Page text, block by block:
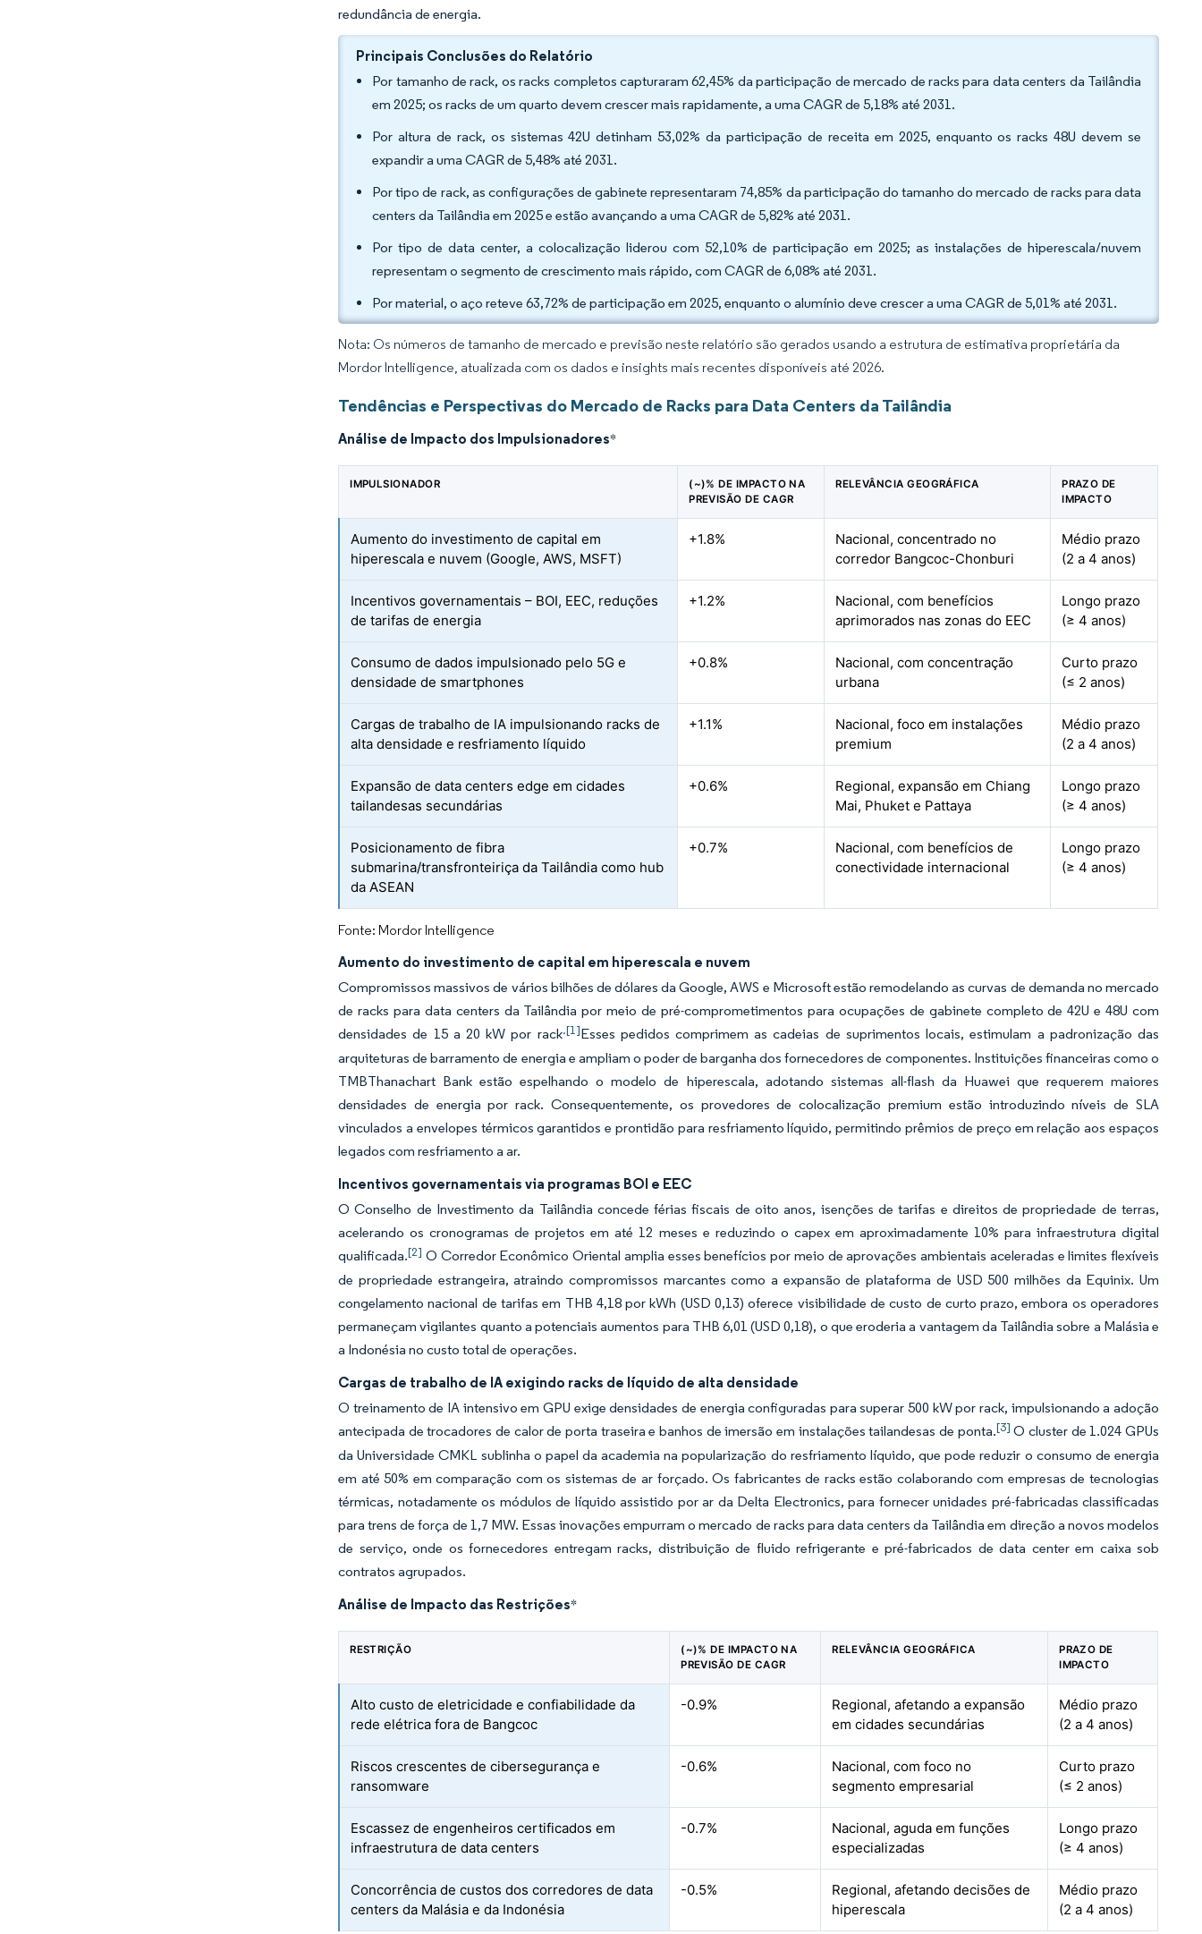
redundância de energia.
Principais Conclusões do Relatório
Por tamanho de rack, os racks completos capturaram 62,45% da participação de mercado de racks para data centers da Tailândia
em 2025; os racks de um quarto devem crescer mais rapidamente, a uma CAGR de 5,18% até 2031.
Por altura de rack, os sistemas 42U detinham 53,02% da participação de receita em 2025, enquanto os racks 48U devem se
expandir a uma CAGR de 5,48% até 2031.
Por tipo de rack, as configurações de gabinete representaram 74,85% da participação do tamanho do mercado de racks para data
centers da Tailândia em 2025 e estão avançando a uma CAGR de 5,82% até 2031.
Por tipo de data center, a colocalização liderou com 52,10% de participação em 2025; as instalações de hiperescala/nuvem
representam o segmento de crescimento mais rápido, com CAGR de 6,08% até 2031.
Por material, o aço reteve 63,72% de participação em 2025, enquanto o alumínio deve crescer a uma CAGR de 5,01% até 2031.
Nota: Os números de tamanho de mercado e previsão neste relatório são gerados usando a estrutura de estimativa proprietária da
Mordor Intelligence, atualizada com os dados e insights mais recentes disponíveis até 2026.
Tendências e Perspectivas do Mercado de Racks para Data Centers da Tailândia
Análise de Impacto dos Impulsionadores*
IMPULSIONADOR
(~)% DE IMPACTO NA
PREVISÃO DE CAGR
RELEVÂNCIA GEOGRÁFICA
PRAZO DE
IMPACTO
Aumento do investimento de capital em
hiperescala e nuvem (Google, AWS, MSFT)
+1.8%
Nacional, concentrado no
corredor Bangcoc-Chonburi
Médio prazo
(2 a 4 anos)
Incentivos governamentais – BOI, EEC, reduções
de tarifas de energia
+1.2%
Nacional, com benefícios
aprimorados nas zonas do EEC
Longo prazo
(≥ 4 anos)
Consumo de dados impulsionado pelo 5G e
densidade de smartphones
+0.8%
Nacional, com concentração
urbana
Curto prazo
(≤ 2 anos)
Cargas de trabalho de IA impulsionando racks de
alta densidade e resfriamento líquido
+1.1%
Nacional, foco em instalações
premium
Médio prazo
(2 a 4 anos)
Expansão de data centers edge em cidades
tailandesas secundárias
+0.6%
Regional, expansão em Chiang
Mai, Phuket e Pattaya
Longo prazo
(≥ 4 anos)
Posicionamento de fibra
submarina/transfronteiriça da Tailândia como hub
da ASEAN
+0.7%
Nacional, com benefícios de
conectividade internacional
Longo prazo
(≥ 4 anos)
Fonte: Mordor Intelligence
Aumento do investimento de capital em hiperescala e nuvem
Compromissos massivos de vários bilhões de dólares da Google, AWS e Microsoft estão remodelando as curvas de demanda no mercado
de racks para data centers da Tailândia por meio de pré-comprometimentos para ocupações de gabinete completo de 42U e 48U com
densidades de 15 a 20 kW por rack.[1]Esses pedidos comprimem as cadeias de suprimentos locais, estimulam a padronização das
arquiteturas de barramento de energia e ampliam o poder de barganha dos fornecedores de componentes. Instituições financeiras como o
TMBThanachart Bank estão espelhando o modelo de hiperescala, adotando sistemas all-flash da Huawei que requerem maiores
densidades de energia por rack. Consequentemente, os provedores de colocalização premium estão introduzindo níveis de SLA
vinculados a envelopes térmicos garantidos e prontidão para resfriamento líquido, permitindo prêmios de preço em relação aos espaços
legados com resfriamento a ar.
Incentivos governamentais via programas BOI e EEC
O Conselho de Investimento da Tailândia concede férias fiscais de oito anos, isenções de tarifas e direitos de propriedade de terras,
acelerando os cronogramas de projetos em até 12 meses e reduzindo o capex em aproximadamente 10% para infraestrutura digital
qualificada.[2] O Corredor Econômico Oriental amplia esses benefícios por meio de aprovações ambientais aceleradas e limites flexíveis
de propriedade estrangeira, atraindo compromissos marcantes como a expansão de plataforma de USD 500 milhões da Equinix. Um
congelamento nacional de tarifas em THB 4,18 por kWh (USD 0,13) oferece visibilidade de custo de curto prazo, embora os operadores
permaneçam vigilantes quanto a potenciais aumentos para THB 6,01 (USD 0,18), o que eroderia a vantagem da Tailândia sobre a Malásia e
a Indonésia no custo total de operações.
Cargas de trabalho de IA exigindo racks de líquido de alta densidade
O treinamento de IA intensivo em GPU exige densidades de energia configuradas para superar 500 kW por rack, impulsionando a adoção
antecipada de trocadores de calor de porta traseira e banhos de imersão em instalações tailandesas de ponta.[3] O cluster de 1.024 GPUs
da Universidade CMKL sublinha o papel da academia na popularização do resfriamento líquido, que pode reduzir o consumo de energia
em até 50% em comparação com os sistemas de ar forçado. Os fabricantes de racks estão colaborando com empresas de tecnologias
térmicas, notadamente os módulos de líquido assistido por ar da Delta Electronics, para fornecer unidades pré-fabricadas classificadas
para trens de força de 1,7 MW. Essas inovações empurram o mercado de racks para data centers da Tailândia em direção a novos modelos
de serviço, onde os fornecedores entregam racks, distribuição de fluido refrigerante e pré-fabricados de data center em caixa sob
contratos agrupados.
Análise de Impacto das Restrições*
RESTRIÇÃO
(~)% DE IMPACTO NA
PREVISÃO DE CAGR
RELEVÂNCIA GEOGRÁFICA
PRAZO DE
IMPACTO
Alto custo de eletricidade e confiabilidade da
rede elétrica fora de Bangcoc
-0.9%
Regional, afetando a expansão
em cidades secundárias
Médio prazo
(2 a 4 anos)
Riscos crescentes de cibersegurança e
ransomware
-0.6%
Nacional, com foco no
segmento empresarial
Curto prazo
(≤ 2 anos)
Escassez de engenheiros certificados em
infraestrutura de data centers
-0.7%
Nacional, aguda em funções
especializadas
Longo prazo
(≥ 4 anos)
Concorrência de custos dos corredores de data
centers da Malásia e da Indonésia
-0.5%
Regional, afetando decisões de
hiperescala
Médio prazo
(2 a 4 anos)